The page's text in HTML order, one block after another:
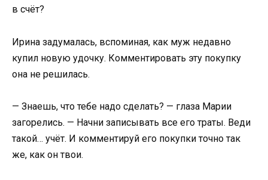
в счёт?
Ирина задумалась, вспоминая, как муж недавно
купил новую удочку. Комментировать эту покупку
она не решилась.
— Знаешь, что тебе надо сделать? — глаза Марии
загорелись. — Начни записывать все его траты. Веди
такой… учёт. И комментируй его покупки точно так
же, как он твои.